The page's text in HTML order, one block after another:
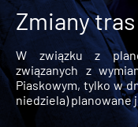
Zmiany tras
W związku z
związanych z
Piaskowym, tylko w
niedziela) planowane